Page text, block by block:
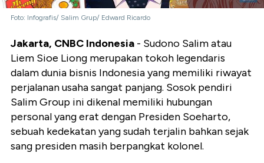
Foto: Infografis/ Salim Grup/ Edward Ricardo
Jakarta, CNBC Indonesia - Sudono Salim atau
Liem Sioe Liong merupakan tokoh legendaris
dalam dunia bisnis Indonesia yang memiliki riwayat
perjalanan usaha sangat panjang. Sosok pendiri
Salim Group ini dikenal memiliki hubungan
personal yang erat dengan Presiden Soeharto,
sebuah kedekatan yang sudah terjalin bahkan sejak
sang presiden masih berpangkat kolonel.